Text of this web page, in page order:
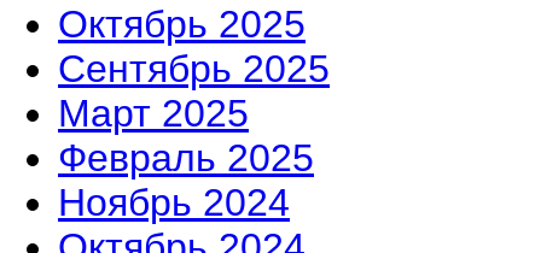
Октябрь 2025
Сентябрь 2025
Март 2025
Февраль 2025
Ноябрь 2024